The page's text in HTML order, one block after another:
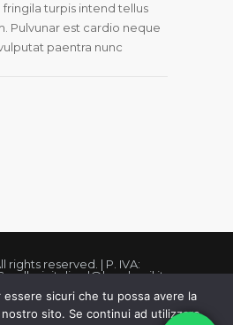
fringila turpis intend tellus
Pulvunar est cardio neque
paentra nunc
rights reserved. | P. IVA:
nalkeinitaliasrl@legalmail.it
essere sicuri che tu possa avere la
sito. Se continui ad utilizzare